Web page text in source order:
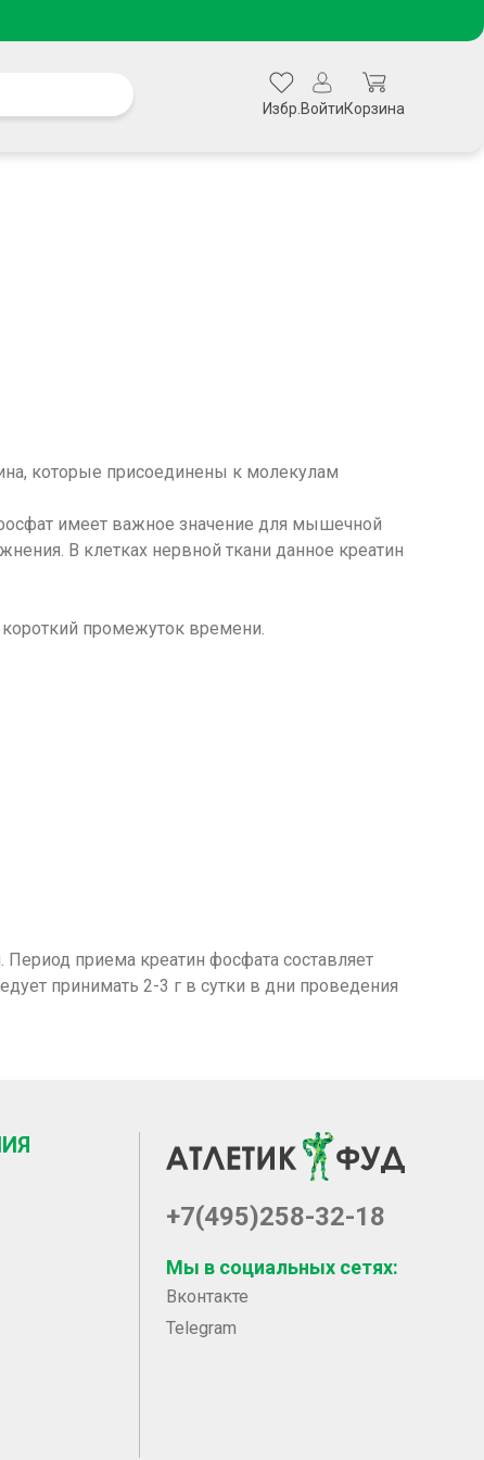
Избр. ВойтиКорзина
которые присоединены к молекулам
имеет важное значение для мышечной
В клетках нервной ткани данное креатин
промежуток времени.
приема креатин фосфата составляет
принимать 2-3 г в сутки в дни проведения
+7(495)258-32-18
Мы в социальных сетях:
Вконтакте
Telegram